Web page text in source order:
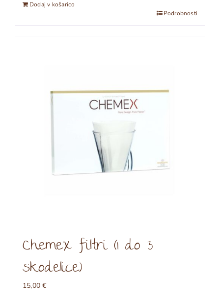
Dodaj v košarico
Podrobnosti
Chemex filtri (1 do 3
skodelice)
15,00€